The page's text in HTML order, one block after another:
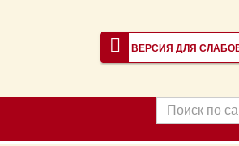
ВЕРСИЯ ДЛЯ
Поиск
по